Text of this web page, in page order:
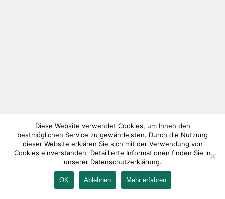
IMPRESSUM KONTAKT AGB DATENSCHUTZ
Diese Website verwendet Cookies, um Ihnen den
bestmöglichen Service zu gewährleisten. Durch die Nutzung
dieser Website erklären Sie sich mit der Verwendung von
Cookies einverstanden. Detaillierte Informationen finden Sie in
unserer Datenschutzerklärung.
OK Ablehnen Mehr erfahren